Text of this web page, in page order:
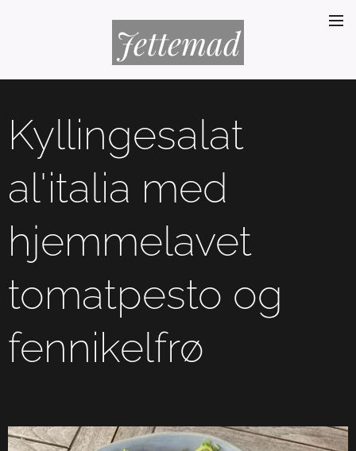
Jettemad
Kyllingesalat
al'italia med
hjemmelavet
tomatpesto og
fennikelfrø